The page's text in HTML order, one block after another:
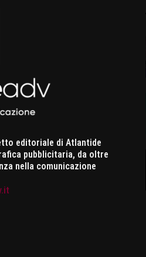
editoriale di Atlantide
pubblicitaria, da oltre
nella comunicazione